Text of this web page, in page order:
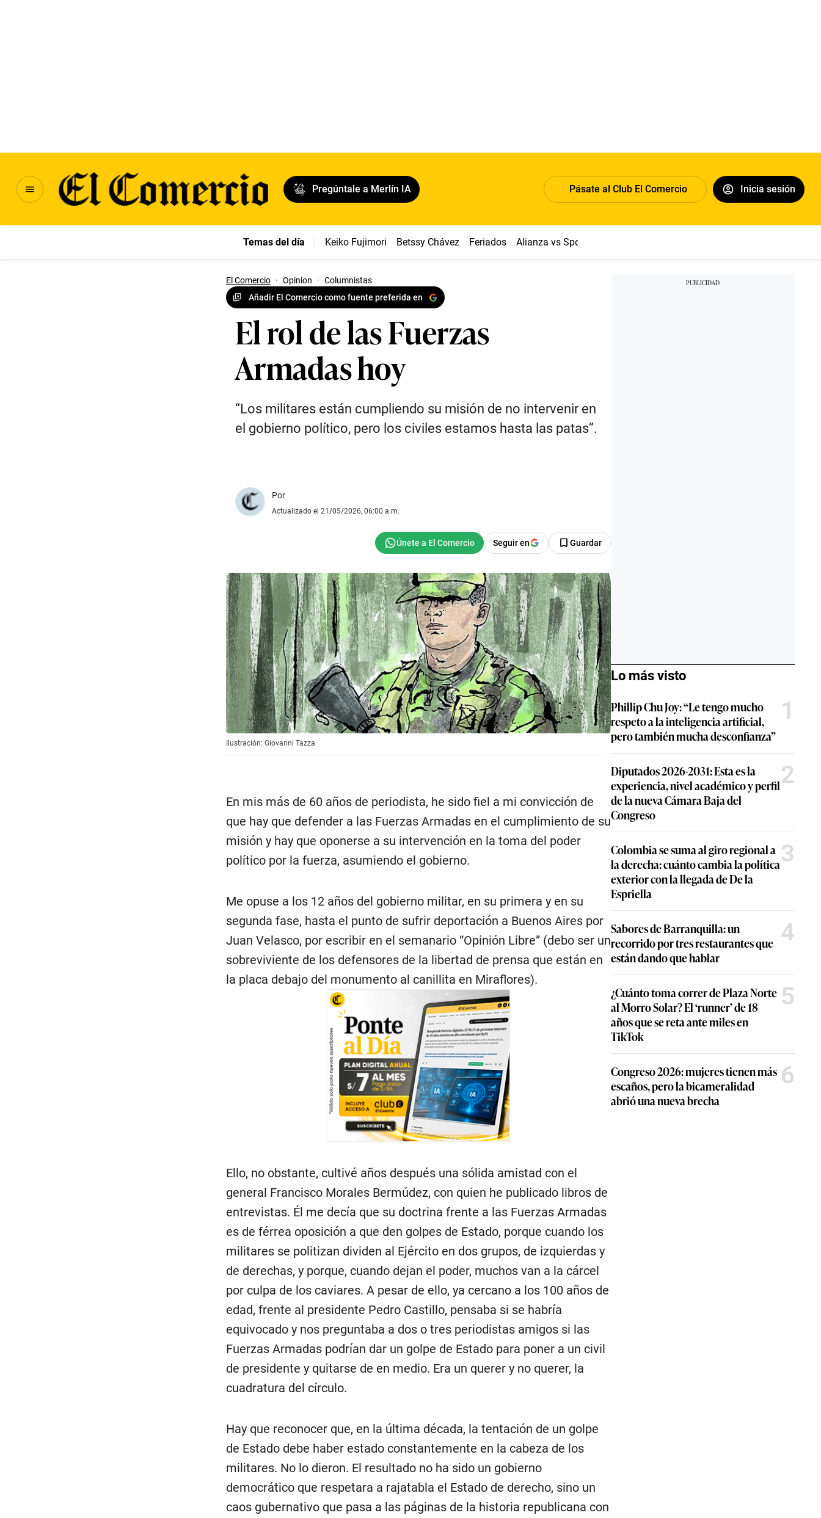
Pregúntale a Merlín IA Pásate al Club El Comercio Inicia sesión
Temas del día Keiko Fujimori Betssy Chávez Feriados Alianza vs Sport Boys
El Comercio · Opinion · Columnistas
Añadir El Comercio como fuente preferida en
El rol de las Fuerzas
Armadas hoy
“Los militares están cumpliendo su misión de no intervenir en
el gobierno político, pero los civiles estamos hasta las patas”.
Por
Actualizado el 21/05/2026, 06:00 a.m.
Seguir en Guardar
Ilustración: Giovanni Tazza
En mis más de 60 años de periodista, he sido fiel a mi convicción de
que hay que defender a las Fuerzas Armadas en el cumplimiento de su
misión y hay que oponerse a su intervención en la toma del poder
político por la fuerza, asumiendo el gobierno.
Me opuse a los 12 años del gobierno militar, en su primera y en su
segunda fase, hasta el punto de sufrir deportación a Buenos Aires por
Juan Velasco, por escribir en el semanario “Opinión Libre” (debo ser un
sobreviviente de los defensores de la libertad de prensa que están en
la placa debajo del monumento al canillita en Miraflores).
Ello, no obstante, cultivé años después una sólida amistad con el
general Francisco Morales Bermúdez, con quien he publicado libros de
entrevistas. Él me decía que su doctrina frente a las Fuerzas Armadas
es de férrea oposición a que den golpes de Estado, porque cuando los
militares se politizan dividen al Ejército en dos grupos, de izquierdas y
de derechas, y porque, cuando dejan el poder, muchos van a la cárcel
por culpa de los caviares. A pesar de ello, ya cercano a los 100 años de
edad, frente al presidente Pedro Castillo, pensaba si se habría
equivocado y nos preguntaba a dos o tres periodistas amigos si las
Fuerzas Armadas podrían dar un golpe de Estado para poner a un civil
de presidente y quitarse de en medio. Era un querer y no querer, la
cuadratura del círculo.
Hay que reconocer que, en la última década, la tentación de un golpe
de Estado debe haber estado constantemente en la cabeza de los
militares. No lo dieron. El resultado no ha sido un gobierno
democrático que respetara a rajatabla el Estado de derecho, sino un
caos gubernativo que pasa a las páginas de la historia republicana con
Lo más visto
Phillip Chu Joy: “Le tengo mucho
respeto a la inteligencia artificial,
pero también mucha desconfianza”
1
Diputados 2026-2031: Esta es la
experiencia, nivel académico y perfil
de la nueva Cámara Baja del
Congreso
2
Colombia se suma al giro regional a
la derecha: cuánto cambia la política
exterior con la llegada de De la
Espriella
3
Sabores de Barranquilla: un
recorrido por tres restaurantes que
están dando que hablar
4
¿Cuánto toma correr de Plaza Norte
al Morro Solar? El ‘runner’ de 18
años que se reta ante miles en
TikTok
5
Congreso 2026: mujeres tienen más
escaños, pero la bicameralidad
abrió una nueva brecha
6